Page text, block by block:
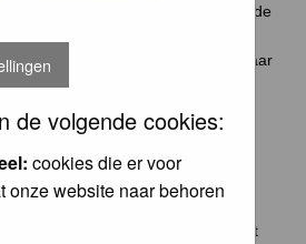
de volgende cookies:
cookies die er voor
onze website naar behoren
in Nederland of België? Dan past de
bij jou.
'verstoffen' op je harde schijf, maar
Groene Camera!
ga naar
Camera wedstrijden organiseert